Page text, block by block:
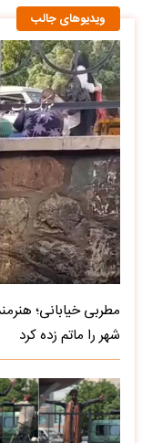
ویدیوهای جالب
مطربی خیابانی؛
شهر را ماتم زده کرد